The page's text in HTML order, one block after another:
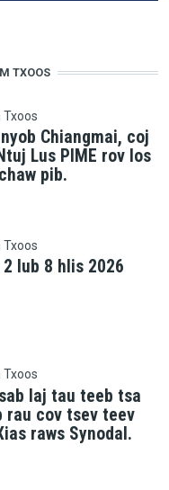
TXOOS
Txoos
Chiangmai, coj
Lus PIME rov los
pib.
Txoos
lub 8 hlis 2026
Txoos
laj tau teeb tsa
cov tsev teev
raws Synodal.